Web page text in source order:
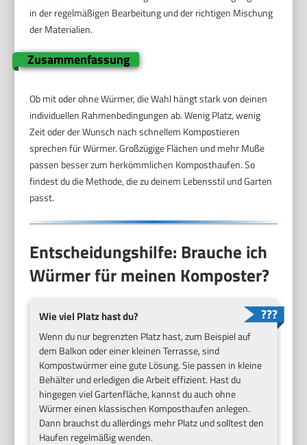
in der regelmäßigen Bearbeitung und der richtigen Mischung
der Materialien.
Zusammenfassung
Ob mit oder ohne Würmer, die Wahl hängt stark von deinen
individuellen Rahmenbedingungen ab. Wenig Platz, wenig
Zeit oder der Wunsch nach schnellem Kompostieren
sprechen für Würmer. Großzügige Flächen und mehr Muße
passen besser zum herkömmlichen Komposthaufen. So
findest du die Methode, die zu deinem Lebensstil und Garten
passt.
Entscheidungshilfe: Brauche ich
Würmer für meinen Komposter?
Wie viel Platz hast du?
Wenn du nur begrenzten Platz hast, zum Beispiel auf
dem Balkon oder einer kleinen Terrasse, sind
Kompostwürmer eine gute Lösung. Sie passen in kleine
Behälter und erledigen die Arbeit effizient. Hast du
hingegen viel Gartenfläche, kannst du auch ohne
Würmer einen klassischen Komposthaufen anlegen.
Dann brauchst du allerdings mehr Platz und solltest den
Haufen regelmäßig wenden.